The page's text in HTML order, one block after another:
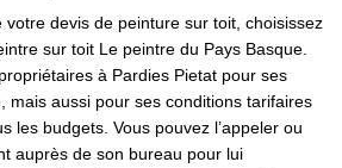
votre devis de peinture sur toit, choisissez
sur toit Le peintre du Pays Basque.
à Pardies Pietat pour ses
mais aussi pour ses conditions tarifaires
les budgets. Vous pouvez l’appeler ou
auprès de son bureau pour lui